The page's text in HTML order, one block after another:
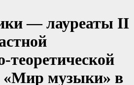
— лауреаты II
теоретической
музыки» в